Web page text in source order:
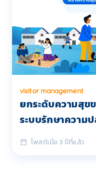
visitor management
ยกระดับความสุข
ระบบรักษาความ
เหมือนคนในครอบ
โพสต์เมื่อ 3 ปีที่แล้ว